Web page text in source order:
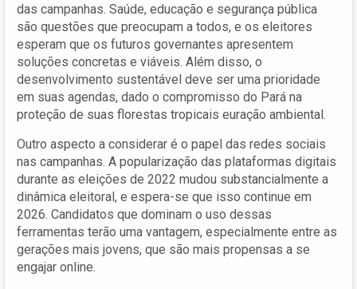
das campanhas. Saúde, educação e segurança pública
são questões que preocupam a todos, e os eleitores
esperam que os futuros governantes apresentem
soluções concretas e viáveis. Além disso, o
desenvolvimento sustentável deve ser uma prioridade
em suas agendas, dado o compromisso do Pará na
proteção de suas florestas tropicais euração ambiental.
Outro aspecto a considerar é o papel das redes sociais
nas campanhas. A popularização das plataformas digitais
durante as eleições de 2022 mudou substancialmente a
dinâmica eleitoral, e espera-se que isso continue em
2026. Candidatos que dominam o uso dessas
ferramentas terão uma vantagem, especialmente entre as
gerações mais jovens, que são mais propensas a se
engajar online.